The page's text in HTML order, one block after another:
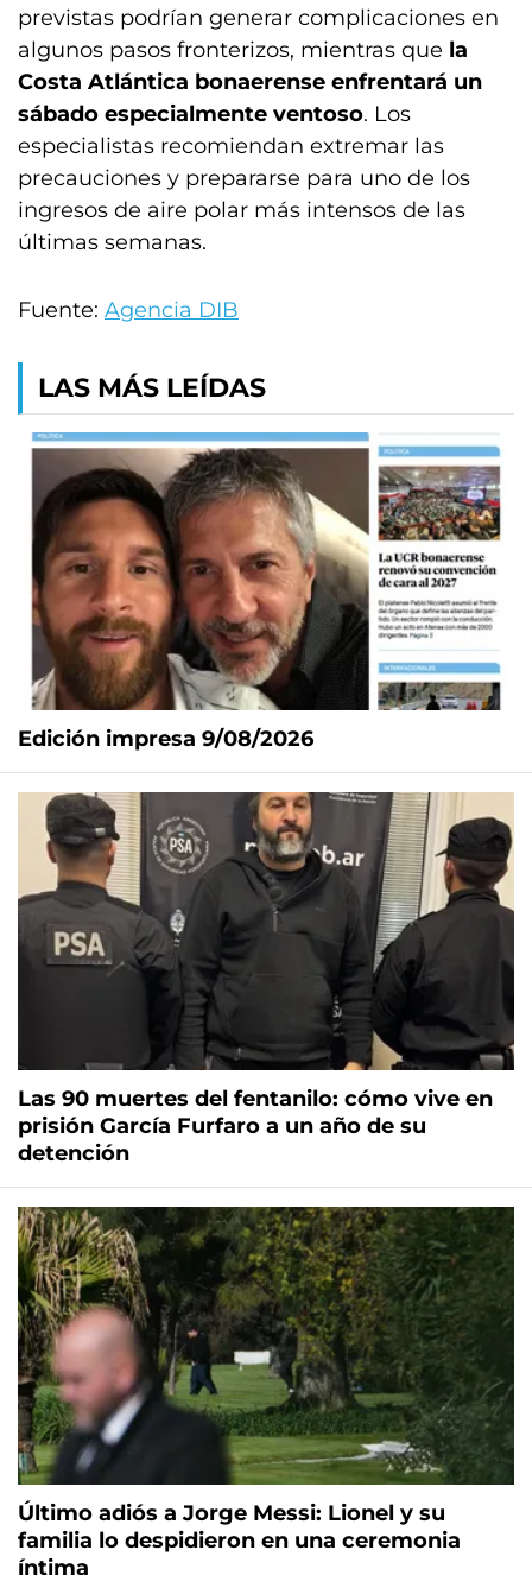
previstas podrían generar complicaciones en
algunos pasos fronterizos, mientras que la
Costa Atlántica bonaerense enfrentará un
sábado especialmente ventoso. Los
especialistas recomiendan extremar las
precauciones y prepararse para uno de los
ingresos de aire polar más intensos de las
últimas semanas.
Fuente: Agencia DIB
LAS MÁS LEÍDAS
Edición impresa 9/08/2026
Las 90 muertes del fentanilo: cómo vive en
prisión García Furfaro a un año de su
detención
Último adiós a Jorge Messi: Lionel y su
familia lo despidieron en una ceremonia
íntima